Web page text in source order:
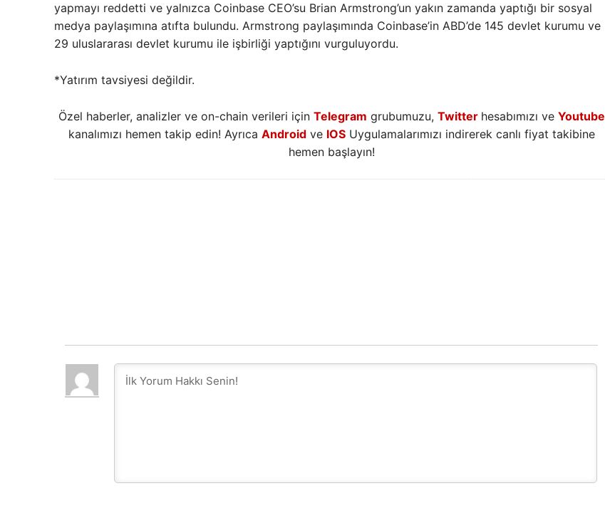
yapmayı reddetti ve yalnızca Coinbase CEO’su Brian Armstrong’un yakın zamanda yaptığı bir sosyal
medya paylaşımına atıfta bulundu. Armstrong paylaşımında Coinbase’in ABD’de 145 devlet kurumu ve
29 uluslararası devlet kurumu ile işbirliği yaptığını vurguluyordu.
*Yatırım tavsiyesi değildir.
Özel haberler, analizler ve on-chain verileri için Telegram grubumuzu, Twitter hesabımızı ve Youtube
kanalımızı hemen takip edin! Ayrıca Androidve IOSUygulamalarımızı indirerek canlı fiyat takibine
hemen başlayın!